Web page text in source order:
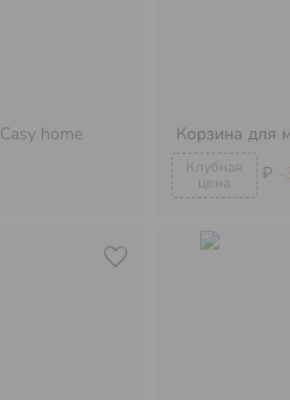
Casy home
₽ -
Корзина для